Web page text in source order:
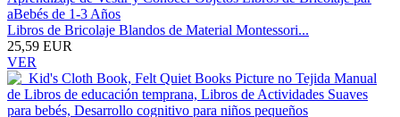
Libros de Bricolaje Blandos de Material Montessori...
25,59 EUR
VER